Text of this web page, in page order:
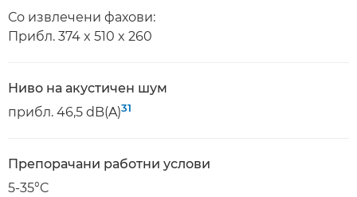
Со извлечени фахови:
Прибл. 374 x 510 x 260
Ниво на акустичен шум
прибл. 46,5 dB(A)31
Препорачани работни услови
5-35°C